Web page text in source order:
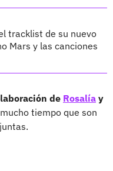
tracklist de su nuevo
Mars y las canciones
de Rosalía y
tiempo que son